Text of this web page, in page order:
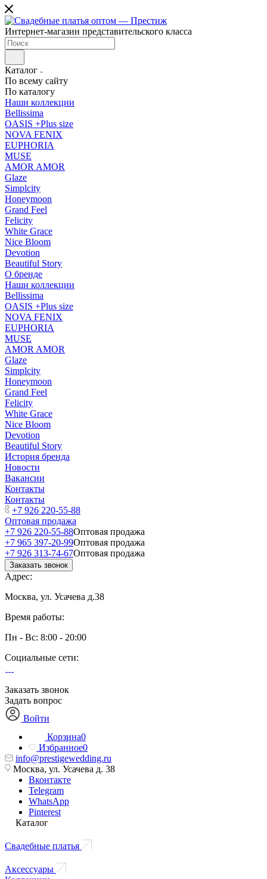
Интернет-магазин представительского класса
Каталог
По всему сайту
По каталогу
Наши коллекции
Bellissima
OASIS +Plus size
NOVA FENIX
EUPHORIA
MUSE
AMOR AMOR
Glaze
Simplcity
Honeymoon
Grand Feel
Felicity
White Grace
Nice Bloom
Devotion
Beautiful Story
О бренде
Наши коллекции
Bellissima
OASIS +Plus size
NOVA FENIX
EUPHORIA
MUSE
AMOR AMOR
Glaze
Simplcity
Honeymoon
Grand Feel
Felicity
White Grace
Nice Bloom
Devotion
Beautiful Story
История бренда
Новости
Вакансии
Контакты
Контакты
+7 926 220-55-88
Оптовая продажа
+7 926 220-55-88Оптовая продажа
+7 965 397-20-99Оптовая продажа
+7 926 313-74-67Оптовая продажа
Заказать звонок
Адрес:
Москва, ул. Усачева д.38
Время работы:
Пн - Вс: 8:00 - 20:00
Социальные сети:
Заказать звонок
Задать вопрос
Войти
Корзина0
Избранное0
info@prestigewedding.ru
Москва, ул. Усачева д. 38
Вконтакте
Telegram
WhatsApp
Pinterest
Каталог
Свадебные платья
Аксессуары